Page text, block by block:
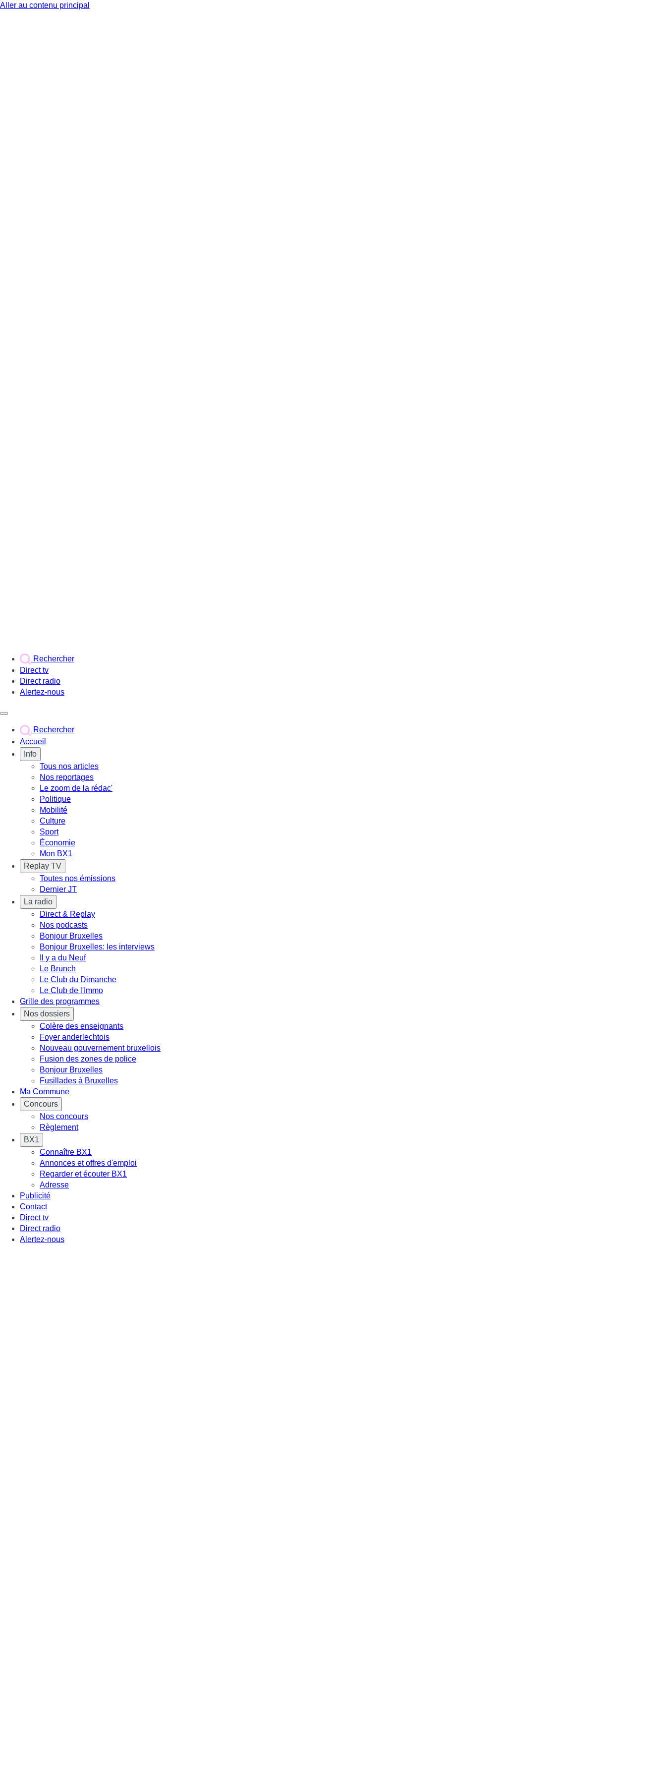
Aller au contenu principal
Rechercher
Direct tv
Direct radio
Alertez-nous
Rechercher
Accueil
Info
Tous nos articles
Nos reportages
Le zoom de la rédac'
Politique
Mobilité
Culture
Sport
Économie
Mon BX1
Replay TV
Toutes nos émissions
Dernier JT
La radio
Direct & Replay
Nos podcasts
Bonjour Bruxelles
Bonjour Bruxelles: les interviews
Il y a du Neuf
Le Brunch
Le Club du Dimanche
Le Club de l'Immo
Grille des programmes
Nos dossiers
Colère des enseignants
Foyer anderlechtois
Nouveau gouvernement bruxellois
Fusion des zones de police
Bonjour Bruxelles
Fusillades à Bruxelles
Ma Commune
Concours
Nos concours
Règlement
BX1
Connaître BX1
Annonces et offres d'emploi
Regarder et écouter BX1
Adresse
Publicité
Contact
Direct tv
Direct radio
Alertez-nous